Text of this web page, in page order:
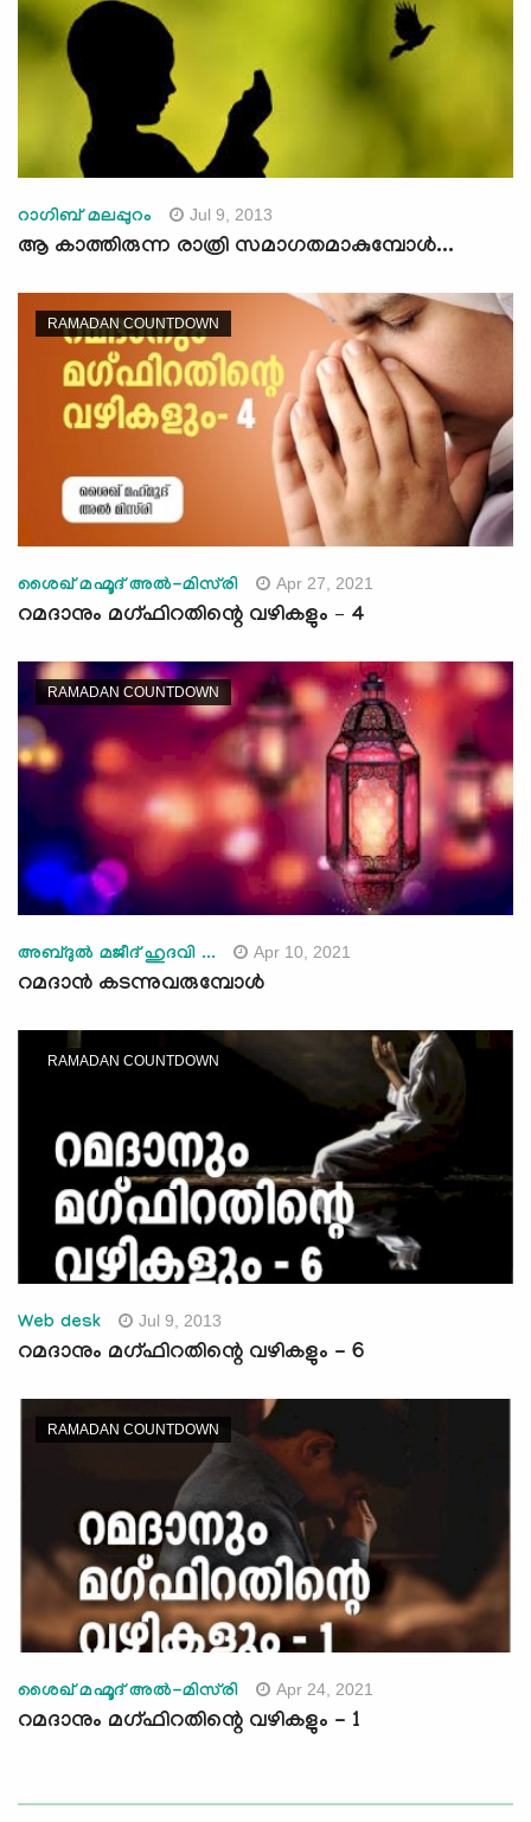
റാഗിബ് മലപ്പുറം Jul 9, 2013
ആ കാത്തിരുന്ന രാത്രി സമാഗതമാകുമ്പോള്‍...
RAMADAN COUNTDOWN
ശൈഖ് മഹ്മൂദ്‌ അല്‍-മിസ്‌രി Apr 27, 2021
റമദാനും മഗ്ഫിറതിന്റെ വഴികളും – 4
RAMADAN COUNTDOWN
അബ്ദുല്‍ മജീദ് ഹുദവി ... Apr 10, 2021
റമദാന്‍ കടന്നുവരുമ്പോള്‍
RAMADAN COUNTDOWN
Web desk Jul 9, 2013
റമദാനും മഗ്ഫിറതിന്റെ വഴികളും - 6
RAMADAN COUNTDOWN
ശൈഖ് മഹ്മൂദ്‌ അല്‍-മിസ്‌രി Apr 24, 2021
റമദാനും മഗ്ഫിറതിന്റെ വഴികളും - 1